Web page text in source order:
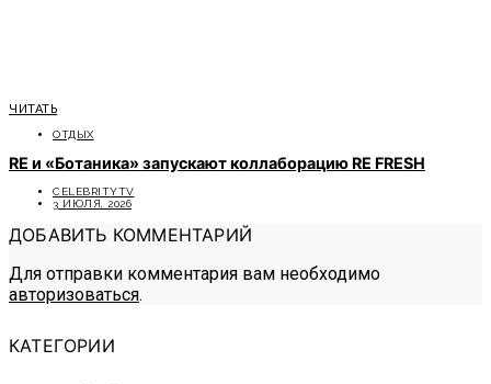
ЧИТАТЬ
ОТДЫХ
RE и «Ботаника» запускают коллаборацию RE FRESH
CELEBRITYTV
3 ИЮЛЯ, 2026
ДОБАВИТЬ КОММЕНТАРИЙ
Для отправки комментария вам необходимо
авторизоваться.
КАТЕГОРИИ